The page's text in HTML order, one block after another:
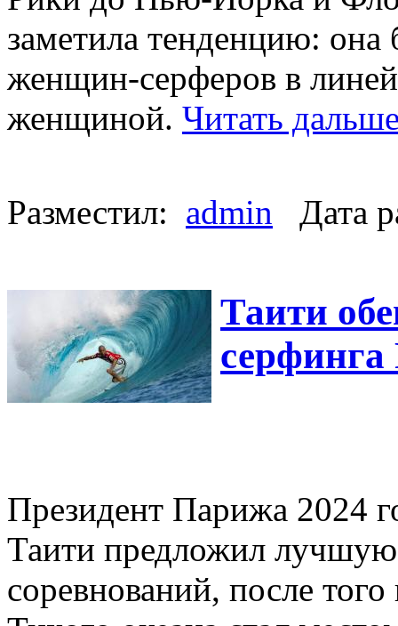
заметила тенденцию:
женщин-серферов в
женщиной. Читать
Разместил: admin Дата
Таити
серфинга
Президент Парижа 2024
Таити предложил
соревнований, после